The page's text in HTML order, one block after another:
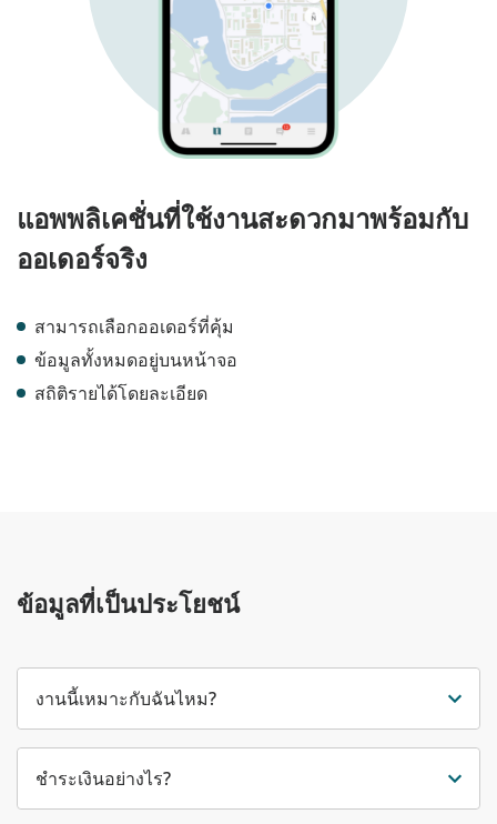
แอพพลิเคชั่นที่ใช้งานสะดวกมาพร้อมกับ
ออเดอร์จริง
สามารถเลือกออเดอร์ที่คุ้ม
ข้อมูลทั้งหมดอยู่บนหน้าจอ
สถิติรายได้โดยละเอียด
ข้อมูลที่เป็นประโยชน์
งานนี้เหมาะกับฉันไหม?
ชำระเงินอย่างไร?